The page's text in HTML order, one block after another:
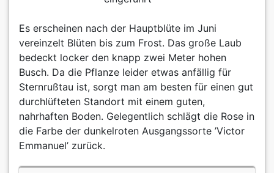
Es erscheinen nach der Hauptblüte im Juni
vereinzelt Blüten bis zum Frost. Das große Laub
bedeckt locker den knapp zwei Meter hohen
Busch. Da die Pflanze leider etwas anfällig für
Sternrußtau ist, sorgt man am besten für einen gut
durchlüfteten Standort mit einem guten,
nahrhaften Boden. Gelegentlich schlägt die Rose in
die Farbe der dunkelroten Ausgangssorte ’Victor
Emmanuel’ zurück.